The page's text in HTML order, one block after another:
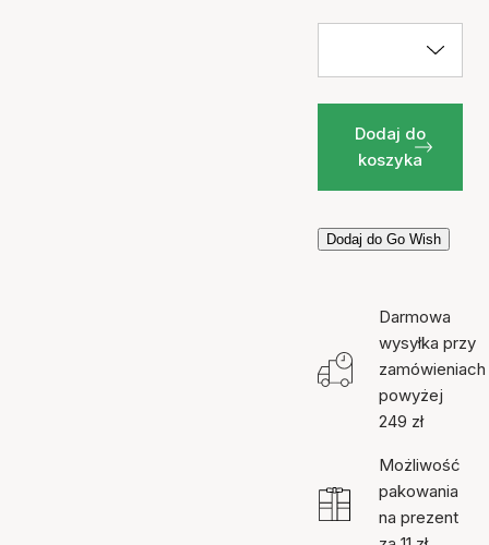
Dodaj do
koszyka
Dodaj do Go Wish
Darmowa
wysyłka przy
zamówieniach
powyżej
249 zł
Możliwość
pakowania
na prezent